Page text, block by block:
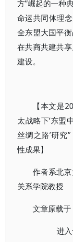
方”崛起的一种
命运共同体理
全东盟大国平
在共商共建共
建设。
【本文是
太战略下‘东盟
丝绸之路’研究
性成果】
作者系北
关系学院教授
文章原载
进